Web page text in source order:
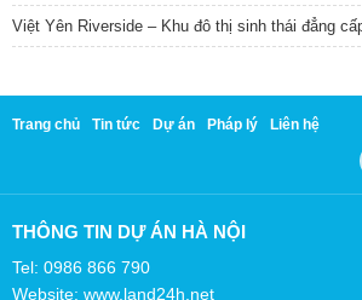
Việt Yên Riverside – Khu đô thị sinh thái đẳng
Trang chủ Tin tức Dự án Pháp lý Liên hệ
THÔNG TIN DỰ ÁN HÀ NỘI
Tel: 0986 866 790
Website: www.land24h.net